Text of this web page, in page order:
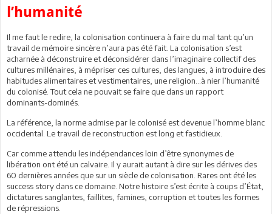
l’humanité
Il me faut le redire, la colonisation continuera à faire du mal tant qu’un
travail de mémoire sincère n’aura pas été fait. La colonisation s’est
acharnée à déconstruire et déconsidérer dans l’imaginaire collectif des
cultures millénaires, à mépriser ces cultures, des langues, à introduire des
habitudes alimentaires et vestimentaires, une religion…à nier l’humanité
du colonisé. Tout cela ne pouvait se faire que dans un rapport
dominants-dominés.
La référence, la norme admise par le colonisé est devenue l’homme blanc
occidental. Le travail de reconstruction est long et fastidieux.
Car comme attendu les indépendances loin d’être synonymes de
libération ont été un calvaire. Il y aurait autant à dire sur les dérives des
60 dernières années que sur un siècle de colonisation. Rares ont été les
success story dans ce domaine. Notre histoire s’est écrite à coups d’État,
dictatures sanglantes, faillites, famines, corruption et toutes les formes
de répressions.